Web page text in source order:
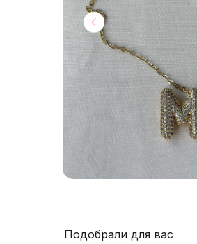
Подобрали для вас